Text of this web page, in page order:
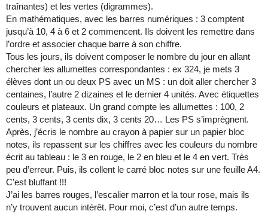
traînantes) et les vertes (digrammes).
En mathématiques, avec les barres numériques : 3 comptent
jusqu’à 10, 4 à 6 et 2 commencent. Ils doivent les remettre dans
l’ordre et associer chaque barre à son chiffre.
Tous les jours, ils doivent composer le nombre du jour en allant
chercher les allumettes correspondantes : ex 324, je mets 3
élèves dont un ou deux PS avec un MS : un doit aller chercher 3
centaines, l’autre 2 dizaines et le dernier 4 unités. Avec étiquettes
couleurs et plateaux. Un grand compte les allumettes : 100, 2
cents, 3 cents, 3 cents dix, 3 cents 20… Les PS s’imprègnent.
Après, j’écris le nombre au crayon à papier sur un papier bloc
notes, ils repassent sur les chiffres avec les couleurs du nombre
écrit au tableau : le 3 en rouge, le 2 en bleu et le 4 en vert. Très
peu d’erreur. Puis, ils collent le carré bloc notes sur une feuille A4.
C’est bluffant !!!
J’ai les barres rouges, l’escalier marron et la tour rose, mais ils
n’y trouvent aucun intérêt. Pour moi, c’est d’un autre temps.